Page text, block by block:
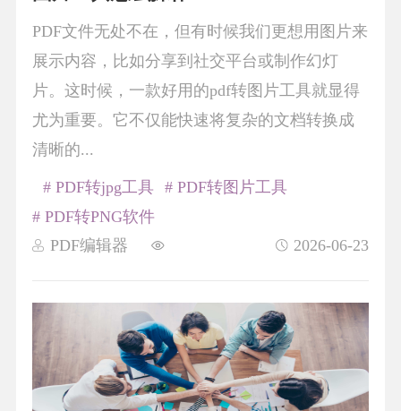
PDF文件无处不在，但有时候我们更想用图片来
展示内容，比如分享到社交平台或制作幻灯
片。这时候，一款好用的pdf转图片工具就显得
尤为重要。它不仅能快速将复杂的文档转换成
清晰的...
PDF编辑器 2026-06-23
# PDF转jpg工具
# PDF转图片工具
# PDF转PNG软件